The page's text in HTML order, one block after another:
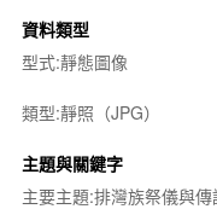
資料類型
型式:靜態圖像
類型:靜照（JPG）
主題與關鍵字
主要主題:排灣族祭儀與傳